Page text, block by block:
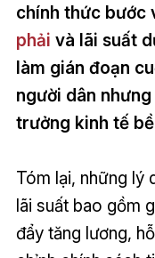
chính thức bước
phải và lãi suất
làm gián đoạn
người dân
trưởng kinh tế
Tóm lại, những lý
lãi suất bao gồm
đẩy tăng lương,